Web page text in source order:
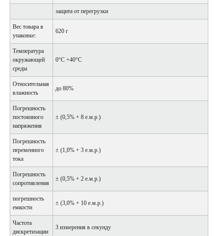
защита от перегрузки
Вес товара в
упаковке:
620 г
Температура
окружающей
среды
0°C +40°C
Относительная
влажность
до 80%
Погрешность
постоянного
напряжения
± (0,5% + 8 е.м.р.)
Погрешность
переменного
тока
± (1,0% + 3 е.м.р.)
Погрешность
сопротивления
± (0,5% + 2 е.м.р.)
погрешность
емкости
± (3,0% + 10 е.м.р.)
Частота
дискретизации
3 измерения в секунду